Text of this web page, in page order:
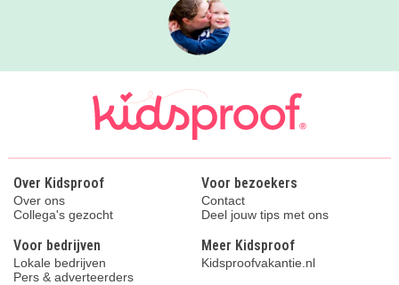
Over Kidsproof
Over ons
Collega's gezocht
Voor bezoekers
Contact
Deel jouw tips met ons
Voor bedrijven
Lokale bedrijven
Pers & adverteerders
Meer Kidsproof
Kidsproofvakantie.nl